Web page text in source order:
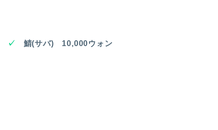
✓ 鯖(サバ) 10,000ウォン